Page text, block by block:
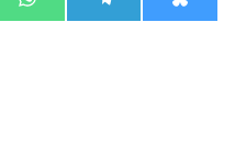
Share
on
Share
on
Share
on